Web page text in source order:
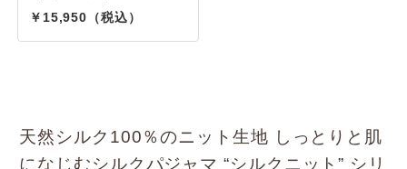
15,950
天然シルク100％のニット生地 しっとりと肌
になじむシルクパジャマ “シルクニット” シリ